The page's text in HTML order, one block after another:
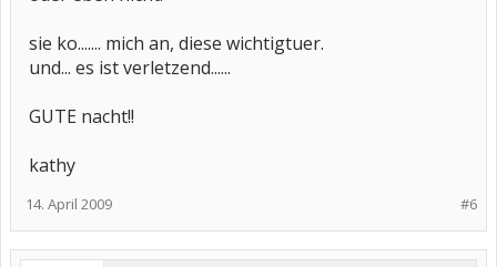
sie ko....... mich an, diese wichtigtuer.
und... es ist verletzend......
GUTE nacht!!
kathy
#6
14. April 2009